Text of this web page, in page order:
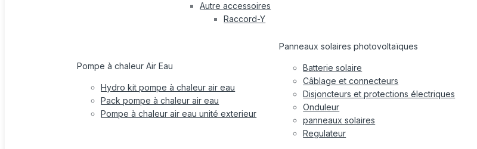
Autre accessoires
Raccord-Y
Pompe à chaleur Air Eau
Hydro kit pompe à chaleur air eau
Pack pompe à chaleur air eau
Pompe à chaleur air eau unité exterieur
Panneaux solaires photovoltaïques
Batterie solaire
Câblage et connecteurs
Disjoncteurs et protections électriques
Onduleur
panneaux solaires
Regulateur